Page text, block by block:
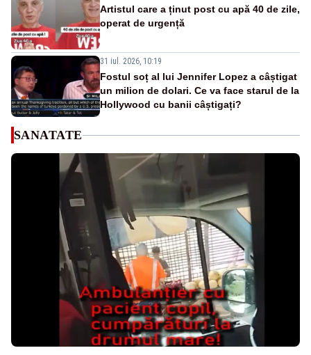
Artistul care a ținut post cu apă 40 de zile,
operat de urgență
31 iul. 2026, 10:19
Fostul soț al lui Jennifer Lopez a câștigat
un milion de dolari. Ce va face starul de la
Hollywood cu banii câștigați?
SANATATE